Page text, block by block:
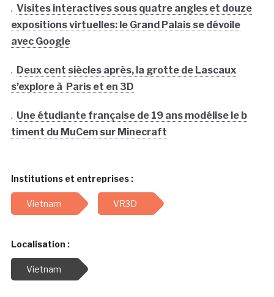
. Visites interactives sous quatre angles et douze
expositions virtuelles: le Grand Palais se dévoile
avec Google
. Deux cent siècles après, la grotte de Lascaux
s’explore à Paris et en 3D
. Une étudiante française de 19 ans modélise le b
timent du MuCem sur Minecraft
Institutions et entreprises :
Vietnam VR3D
Localisation :
Vietnam